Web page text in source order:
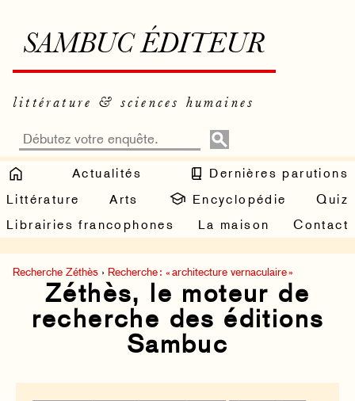
SAMBUC ÉDITEUR
littérature & sciences humaines
Actualités
Dernières parutions
Littérature
Arts Encyclopédie
Quiz
Librairies francophones
La maison Contact
Recherche Zéthès › Recherche : « architecture vernaculaire »
Zéthès, le moteur de
recherche des éditions
Sambuc